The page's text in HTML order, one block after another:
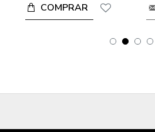
COMPRAR